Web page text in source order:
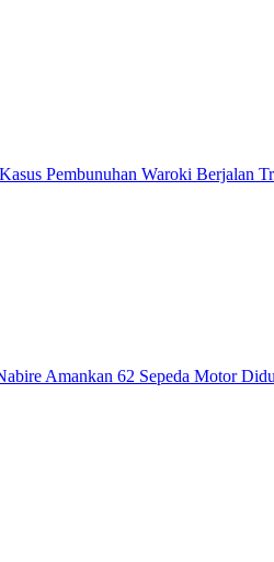
Pembunuhan Waroki Berjalan
Amankan 62 Sepeda Motor